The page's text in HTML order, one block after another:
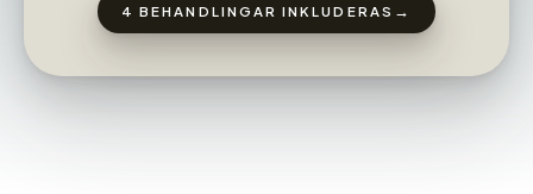
4 BEHANDLINGAR INKLUDERAS →